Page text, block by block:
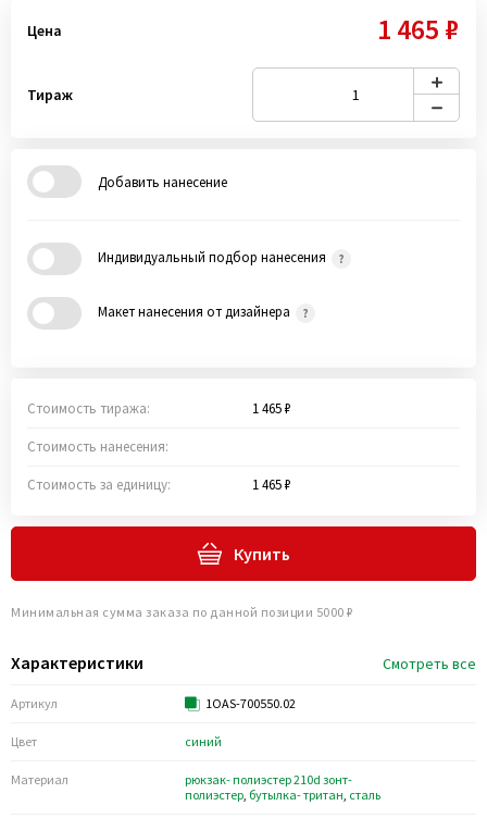
Характеристики Смотреть все
Артикул 1OAS-700550.02
Цвет синий
Материал
рюкзак- полиэстер 210d зонт-
полиэстер, бутылка- тритан, сталь
Цена 1 465 ₽
Тираж
Добавить нанесение
Индивидуальный подбор нанесения
Макет нанесения от дизайнера
Стоимость тиража: 1 465 ₽
Стоимость нанесения:
Стоимость за единицу: 1 465 ₽
Купить
Минимальная сумма заказа по данной позиции 5000 ₽